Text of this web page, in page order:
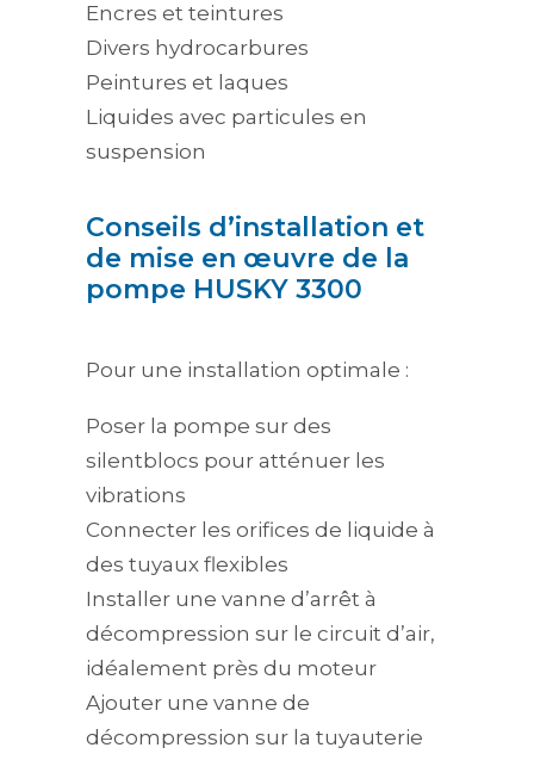
Encres et teintures
Divers hydrocarbures
Peintures et laques
Liquides avec particules en
suspension
Conseils d’installation et
de mise en œuvre de la
pompe HUSKY 3300
Pour une installation optimale :
Poser la pompe sur des
silentblocs pour atténuer les
vibrations
Connecter les orifices de liquide à
des tuyaux flexibles
Installer une vanne d’arrêt à
décompression sur le circuit d’air,
idéalement près du moteur
Ajouter une vanne de
décompression sur la tuyauterie